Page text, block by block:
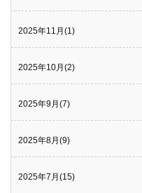
2025年11月(1)
2025年10月(2)
2025年9月(7)
2025年8月(9)
2025年7月(15)